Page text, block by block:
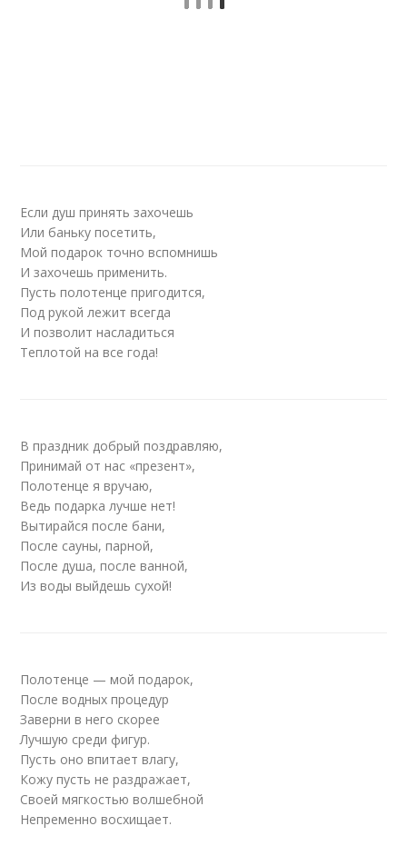
Если душ принять захочешь
Или баньку посетить,
Мой подарок точно вспомнишь
И захочешь применить.
Пусть полотенце пригодится,
Под рукой лежит всегда
И позволит насладиться
Теплотой на все года!
В праздник добрый поздравляю,
Принимай от нас «презент»,
Полотенце я вручаю,
Ведь подарка лучше нет!
Вытирайся после бани,
После сауны, парной,
После душа, после ванной,
Из воды выйдешь сухой!
Полотенце — мой подарок,
После водных процедур
Заверни в него скорее
Лучшую среди фигур.
Пусть оно впитает влагу,
Кожу пусть не раздражает,
Своей мягкостью волшебной
Непременно восхищает.